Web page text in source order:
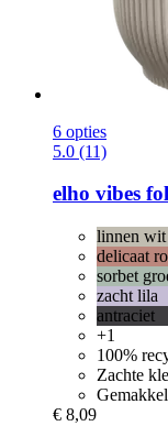
6 opties
5.0 (11)
elho vibes
linnen wit
delicaat
sorbet
zacht lila
antraciet
+1
100%
Zachte
€ 8,09